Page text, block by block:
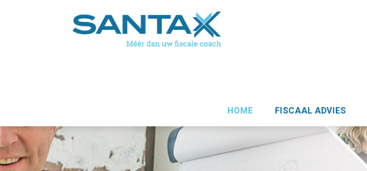
HOME FISCAAL ADVIES